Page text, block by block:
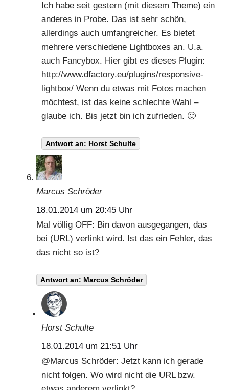
Ich habe seit gestern (mit diesem Theme) ein
anderes in Probe. Das ist sehr schön,
allerdings auch umfangreicher. Es bietet
mehrere verschiedene Lightboxes an. U.a.
auch Fancybox. Hier gibt es dieses Plugin:
http://www.dfactory.eu/plugins/responsive-
lightbox/ Wenn du etwas mit Fotos machen
möchtest, ist das keine schlechte Wahl –
glaube ich. Bis jetzt bin ich zufrieden. 🙂
Antwort an: Horst Schulte
Marcus Schröder
18.01.2014 um 20:45 Uhr
Mal völlig OFF: Bin davon ausgegangen, das
bei (URL) verlinkt wird. Ist das ein Fehler, das
das nicht so ist?
Antwort an: Marcus Schröder
Horst Schulte
18.01.2014 um 21:51 Uhr
@Marcus Schröder: Jetzt kann ich gerade
nicht folgen. Wo wird nicht die URL bzw.